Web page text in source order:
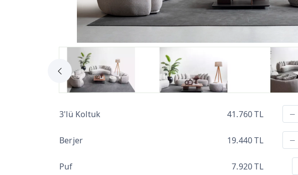
3'lü Koltuk 41.760 TL
Berjer 19.440 TL
Puf 7.920 TL